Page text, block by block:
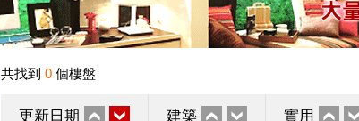
共找到 0 個樓盤
更新日期 建築 實用